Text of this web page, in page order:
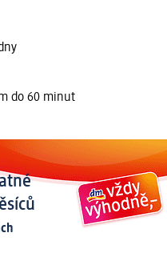
do 60 minut